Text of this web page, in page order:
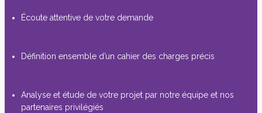
Écoute attentive de votre demande
Définition ensemble d’un cahier des charges précis
Analyse et étude de votre projet par notre équipe et nos
partenaires privilégiés